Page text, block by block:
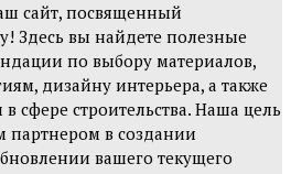
сайт, посвященный
Здесь вы найдете полезные
по выбору материалов,
дизайну интерьера, а также
сфере строительства. Наша цель
в создании
вашего текущего